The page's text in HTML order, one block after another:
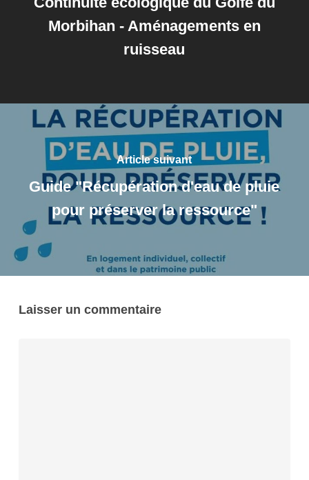
Morbihan - Aménagements en
ruisseau
Article suivant
Guide "Récupération d'eau de pluie
pour préserver la ressource"
Laisser un commentaire